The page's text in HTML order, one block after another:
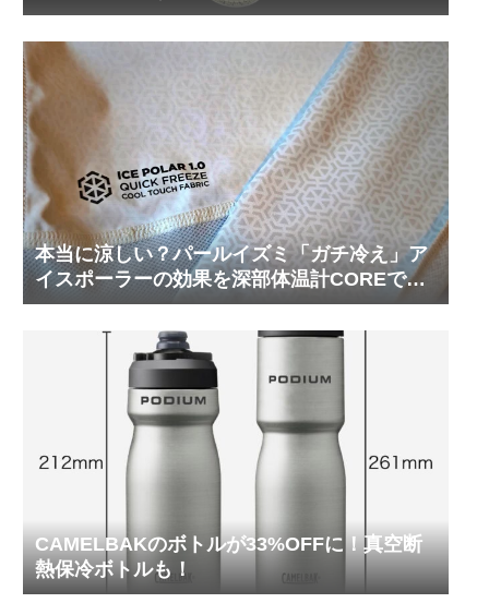
本当に涼しい？パールイズミ「ガチ冷え」ア
イスポーラーの効果を深部体温計COREで測
ってみた
CAMELBAKのボトルが33%OFFに！真空断
熱保冷ボトルも！